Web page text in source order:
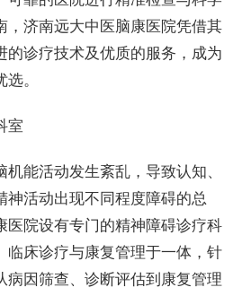
，济南远大中医脑康医院凭借其
的诊疗技术及优质的服务，成为
。
室
能活动发生紊乱，导致认知、
神活动出现不同程度障碍的总
医院设有专门的精神障碍诊疗科
临床诊疗与康复管理于一体，针
病因筛查、诊断评估到康复管理